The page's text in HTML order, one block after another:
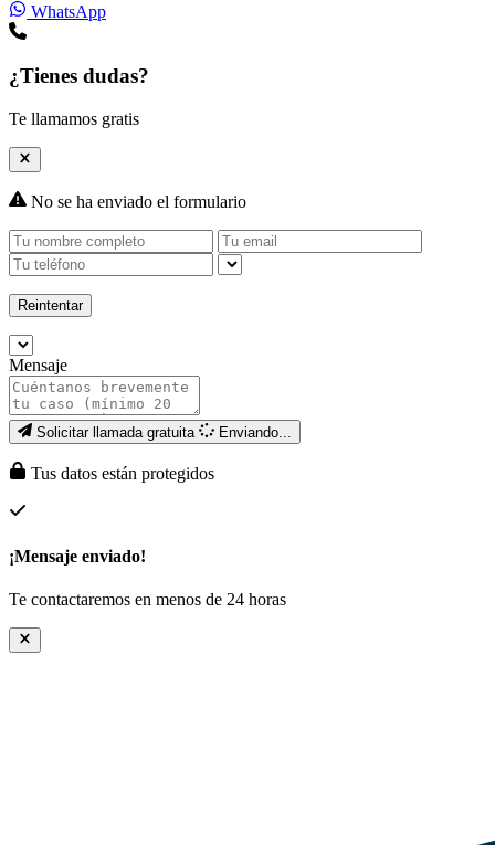
WhatsApp
¿Tienes dudas?
Te llamamos gratis
No se ha enviado el formulario
Reintentar
Mensaje
Solicitar llamada gratuita Enviando...
Tus datos están protegidos
¡Mensaje enviado!
Te contactaremos en menos de 24 horas